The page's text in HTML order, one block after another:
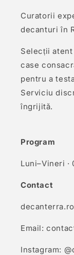
Curatorii
decanturi în
Selecții
case
pentru a
Serviciu
îngrijită.
Program
Luni–Vineri ·
Contact
decanterra.ro
Email:
Instagram: